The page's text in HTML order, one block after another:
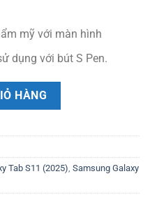
mỹ với màn hình
dụng với bút S Pen.
Tab S11 Ultra 5G (14.6")
HÀNG
Tab S11 (2025) Samsung Galaxy